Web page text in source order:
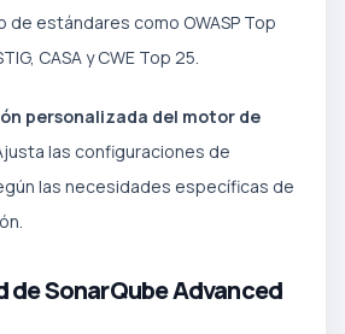
de estándares como OWASP Top
CASA y CWE Top 25.
personalizada del motor de
las configuraciones de
las necesidades específicas de
de SonarQube Advanced